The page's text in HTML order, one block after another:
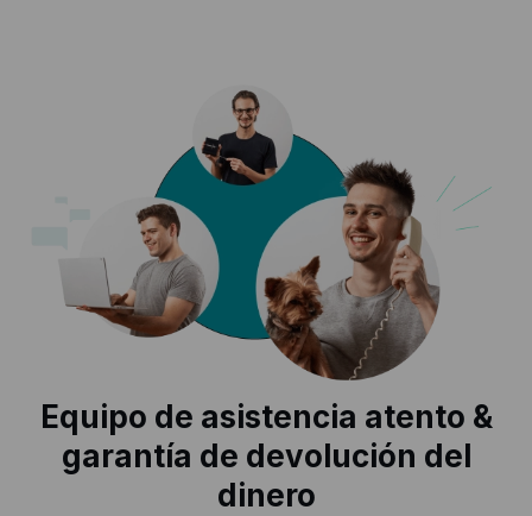
Equipo de asistencia atento &
garantía de devolución del
dinero